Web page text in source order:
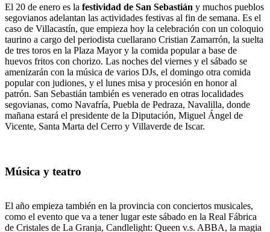
El 20 de enero es la festividad de San Sebastián y muchos pueblos
segovianos adelantan las actividades festivas al fin de semana. Es el
caso de Villacastín, que empieza hoy la celebración con un coloquio
taurino a cargo del periodista cuellarano Cristian Zamarrón, la suelta
de tres toros en la Plaza Mayor y la comida popular a base de
huevos fritos con chorizo. Las noches del viernes y el sábado se
amenizarán con la música de varios DJs, el domingo otra comida
popular con judiones, y el lunes misa y procesión en honor al
patrón. San Sebastián también es venerado en otras localidades
segovianas, como Navafría, Puebla de Pedraza, Navalilla, donde
mañana estará el presidente de la Diputación, Miguel Ángel de
Vicente, Santa Marta del Cerro y Villaverde de Iscar.
Música y teatro
El año empieza también en la provincia con conciertos musicales,
como el evento que va a tener lugar este sábado en la Real Fábrica
de Cristales de La Granja, Candlelight: Queen v.s. ABBA, la magia